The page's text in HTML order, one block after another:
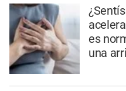
es
una